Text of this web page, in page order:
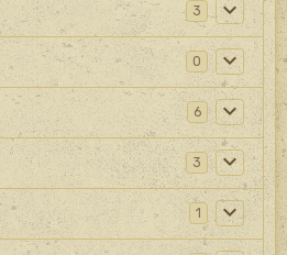
3
0
6
3
1